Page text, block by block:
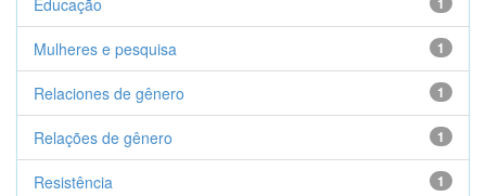
Educação
1
Mulheres e pesquisa
1
Relaciones de gênero
1
Relações de gênero
1
Resistência